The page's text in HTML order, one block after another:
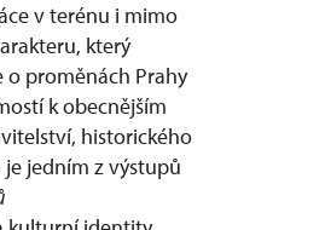
v terénu i mimo
který
proměnách Prahy
k obecnějším
historického
jedním z výstupů